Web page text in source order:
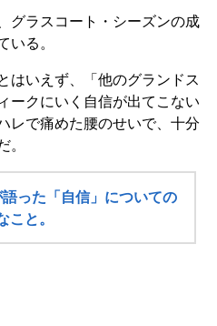
グラスコート・シーズンの成
いる。
いえず、「他のグランドス
ークにいく自信が出てこない
レで痛めた腰のせいで、十分
。
った「自信」についての
こと。